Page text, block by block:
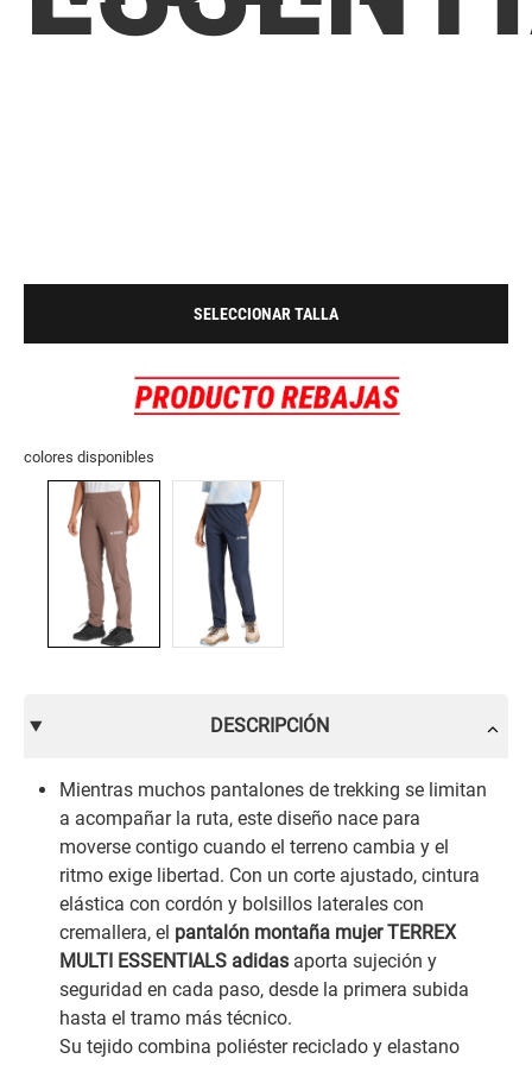
SELECCIONAR TALLA
colores disponibles
DESCRIPCIÓN
Mientras muchos pantalones de trekking se limitan
a acompañar la ruta, este diseño nace para
moverse contigo cuando el terreno cambia y el
ritmo exige libertad. Con un corte ajustado, cintura
elástica con cordón y bolsillos laterales con
cremallera, el pantalón montaña mujer TERREX
MULTI ESSENTIALS adidas aporta sujeción y
seguridad en cada paso, desde la primera subida
hasta el tramo más técnico.
Su tejido combina poliéster reciclado y elastano